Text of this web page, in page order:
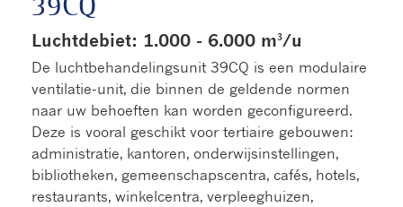
Luchtdebiet: 1.000 - 6.000 m³/u
De luchtbehandelingsunit 39CQ is een modulaire
ventilatie-unit, die binnen de geldende normen
naar uw behoeften kan worden geconfigureerd.
Deze is vooral geschikt voor tertiaire gebouwen:
administratie, kantoren, onderwijsinstellingen,
bibliotheken, gemeenschapscentra, cafés, hotels,
restaurants, winkelcentra, verpleeghuizen,